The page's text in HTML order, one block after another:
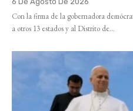
Con la firma de la gobernadora
a otros 13 estados y al Distrito de...